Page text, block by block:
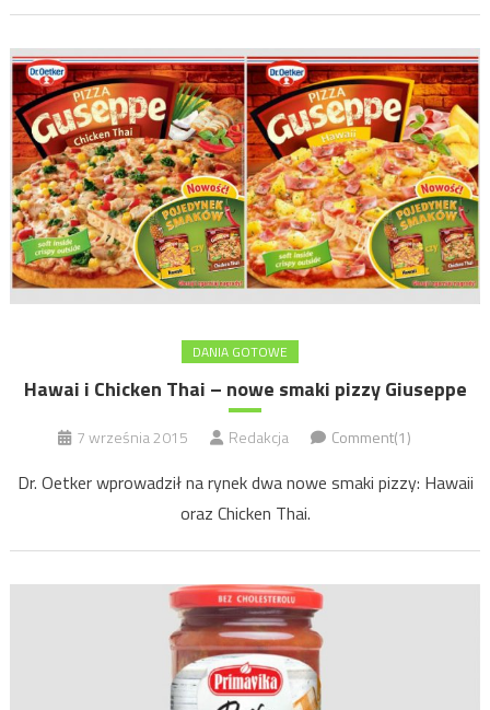
DANIA GOTOWE
Hawai i Chicken Thai – nowe smaki pizzy Giuseppe
7 września 2015 Redakcja Comment(1)
Dr. Oetker wprowadził na rynek dwa nowe smaki pizzy: Hawaii
oraz Chicken Thai.